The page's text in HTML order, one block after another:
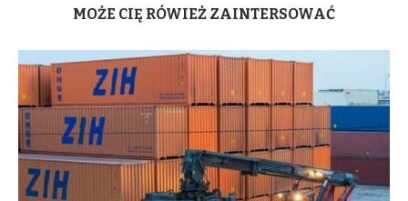
MOŻE CIĘ RÓWIEŻ ZAINTERSOWAĆ